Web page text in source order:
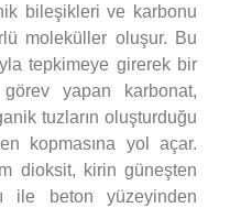
bileşikleri ve karbonu
moleküller oluşur. Bu
tepkimeye girerek bir
yapan karbonat,
tuzların oluşturduğu
kopmasına yol açar.
dioksit, kirin güneşten
ile beton yüzeyinden